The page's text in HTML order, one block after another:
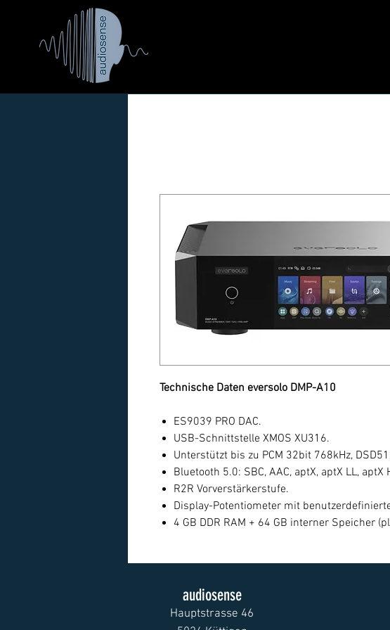
Technische Daten eversolo DMP-A10
ES9039 PRO DAC.
USB-Schnittstelle XMOS XU316.
Unterstützt bis zu PCM 32bit 768kHz,
Bluetooth 5.0: SBC, AAC, aptX, aptX LL, aptX
R2R Vorverstärkerstufe.
Display-Potentiometer mit
4 GB DDR RAM + 64 GB interner Speicher
audiosense
Hauptstrasse 46